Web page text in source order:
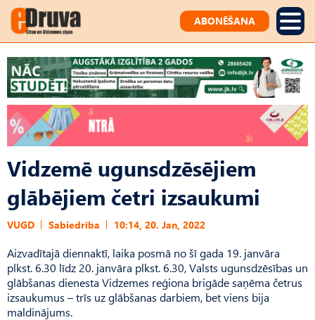
ABONĒŠANA
Vidzemē ugunsdzēsējiem
glābējiem četri izsaukumi
VUGD Sabiedrība 10:14, 20. Jan, 2022
Aizvadītajā diennaktī, laika posmā no šī gada 19. janvāra
plkst. 6.30 līdz 20. janvāra plkst. 6.30, Valsts ugunsdzēsības un
glābšanas dienesta Vidzemes reģiona brigāde saņēma četrus
izsaukumus – trīs uz glābšanas darbiem, bet viens bija
maldinājums.